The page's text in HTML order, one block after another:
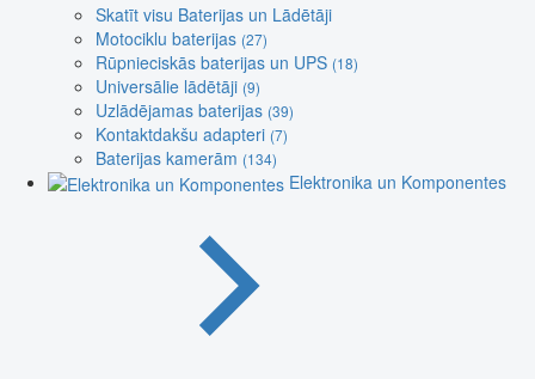
Skatīt visu Baterijas un Lādētāji
Motociklu baterijas (27)
Rūpnieciskās baterijas un UPS (18)
Universālie lādētāji (9)
Uzlādējamas baterijas (39)
Kontaktdakšu adapteri (7)
Baterijas kamerām (134)
Elektronika un Komponentes